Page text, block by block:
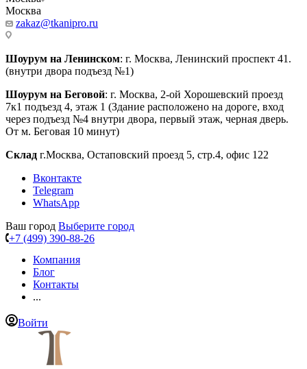
Москва
zakaz@tkanipro.ru
Шоурум на Ленинском: г. Москва, Ленинский проспект 41.
(внутри двора подъезд №1)
Шоурум на Беговой: г. Москва, 2-ой Хорошевский проезд
7к1 подъезд 4, этаж 1 (Здание расположено на дороге, вход
через подъезд №4 внутри двора, первый этаж, черная дверь.
От м. Беговая 10 минут)
Склад г.Москва, Остаповский проезд 5, стр.4, офис 122
Вконтакте
Telegram
WhatsApp
Ваш город Выберите город
+7 (499) 390-88-26
Компания
Блог
Контакты
...
Войти